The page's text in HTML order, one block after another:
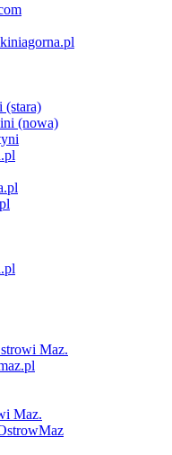
(stara)
(nowa)
Maz.
Maz.